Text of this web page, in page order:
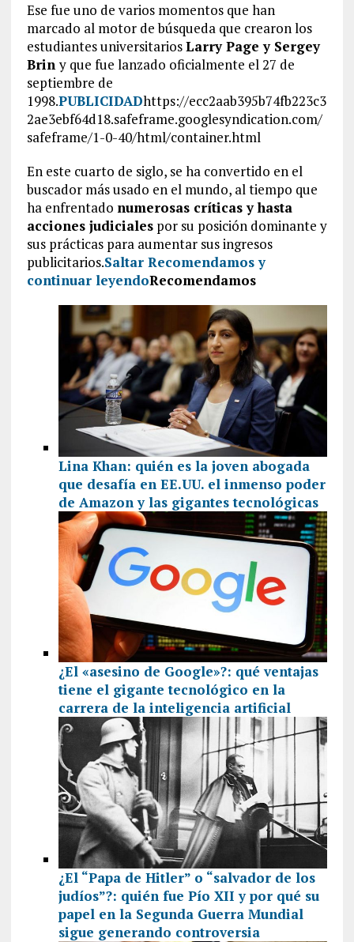
Ese fue uno de varios momentos que han
marcado al motor de búsqueda que crearon los
estudiantes universitariosLarry Page y Sergey
Briny que fue lanzado oficialmente el 27 de
septiembre de
1998.PUBLICIDADhttps://ecc2aab395b74fb223c3
2ae3ebf64d18.safeframe.googlesyndication.com/
safeframe/1-0-40/html/container.html
En este cuarto de siglo, se ha convertido en el
buscador más usado en el mundo, al tiempo que
ha enfrentado numerosas críticas y hasta
acciones judicialespor su posición dominante y
sus prácticas para aumentar sus ingresos
publicitarios.Saltar Recomendamos y
continuar leyendoRecomendamos
Lina Khan: quién es la joven abogada
que desafía en EE.UU. el inmenso poder
de Amazon y las gigantes tecnológicas
¿El «asesino de Google»?: qué ventajas
tiene el gigante tecnológico en la
carrera de la inteligencia artificial
¿El “Papa de Hitler” o “salvador de los
judíos”?: quién fue Pío XII y por qué su
papel en la Segunda Guerra Mundial
sigue generando controversia